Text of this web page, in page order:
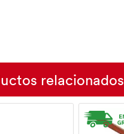
relacionados